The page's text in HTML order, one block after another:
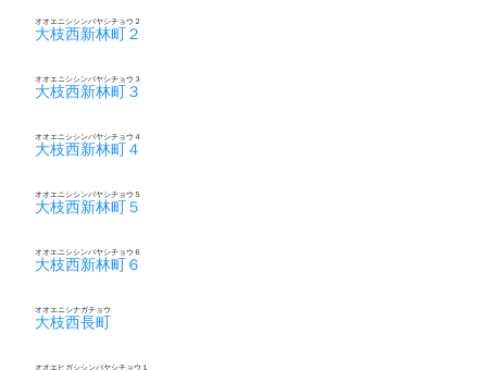
大枝西新林町２
オオエニシシンバヤシチョウ２
大枝西新林町３
オオエニシシンバヤシチョウ３
大枝西新林町４
オオエニシシンバヤシチョウ４
大枝西新林町５
オオエニシシンバヤシチョウ５
大枝西新林町６
オオエニシシンバヤシチョウ６
大枝西長町
オオエニシナガチョウ
オオエヒガシシンバヤシチョウ１